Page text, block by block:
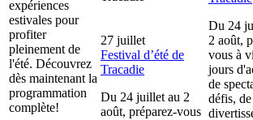
expériences
estivales pour
profiter
pleinement de
l'été. Découvrez
dès maintenant la
programmation
complète!
27 juillet
Festival d’été de
Tracadie
Du 24 juillet au 2
août, préparez-vous
Du 24
2 août,
vous à
jours
de
défis, de